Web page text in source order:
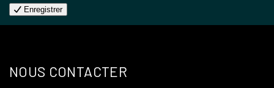
Enregistrer
NOUS CONTACTER